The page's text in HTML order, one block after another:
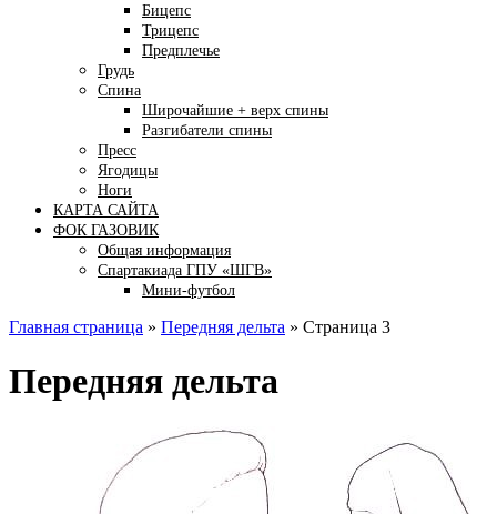
Бицепс
Трицепс
Предплечье
Грудь
Спина
Широчайшие + верх спины
Разгибатели спины
Пресс
Ягодицы
Ноги
КАРТА САЙТА
ФОК ГАЗОВИК
Общая информация
Спартакиада ГПУ «ШГВ»
Мини-футбол
Главная страница » Передняя дельта » Страница 3
Передняя дельта